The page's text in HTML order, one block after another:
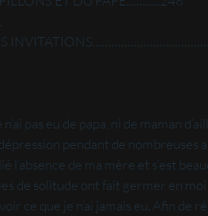
n’ai pas eu de papa, ni de maman
pendant de nombreuses
l’absence de ma mère et s’est
de solitude ont fait germer en
ce que je n’ai jamais eu. Afin